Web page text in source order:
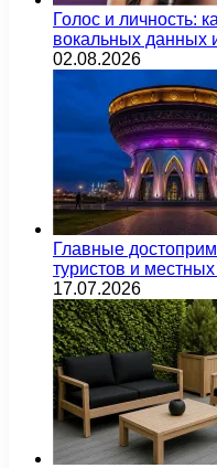
Голос и личность:
вокальных данных
02.08.2026
Главные
туристов и
17.07.2026